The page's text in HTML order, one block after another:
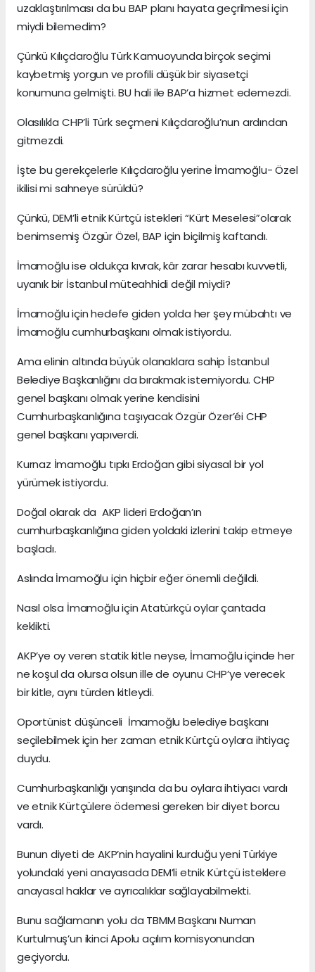
uzaklaştırılması da bu BAP planı hayata geçrilmesi için
miydi bilemedim?
Çünkü Kılıçdaroğlu Türk Kamuoyunda birçok seçimi
kaybetmiş yorgun ve profili düşük bir siyasetçi
konumuna gelmişti. BU hali ile BAP’a hizmet edemezdi.
Olasılıkla CHP’li Türk seçmeni Kılıçdaroğlu’nun ardından
gitmezdi.
İşte bu gerekçelerle Kılıçdaroğlu yerine İmamoğlu- Özel
ikilisi mi sahneye sürüldü?
Çünkü, DEM’li etnik Kürtçü istekleri “Kürt Meselesi”olarak
benimsemiş Özgür Özel, BAP için biçilmiş kaftandı.
İmamoğlu ise oldukça kıvrak, kâr zarar hesabı kuvvetli,
uyanık bir İstanbul müteahhidi değil miydi?
İmamoğlu için hedefe giden yolda her şey mübahtı ve
İmamoğlu cumhurbaşkanı olmak istiyordu.
Ama elinin altında büyük olanaklara sahip İstanbul
Belediye Başkanlığını da bırakmak istemiyordu. CHP
genel başkanı olmak yerine kendisini
Cumhurbaşkanlığına taşıyacak Özgür Özer’éi CHP
genel başkanı yapıverdi.
Kurnaz İmamoğlu tıpkı Erdoğan gibi siyasal bir yol
yürümek istiyordu.
Doğal olarak da AKP lideri Erdoğan’ın
cumhurbaşkanlığına giden yoldaki izlerini takip etmeye
başladı.
Aslında İmamoğlu için hiçbir eğer önemli değildi.
Nasıl olsa İmamoğlu için Atatürkçü oylar çantada
keklikti.
AKP’ye oy veren statik kitle neyse, İmamoğlu içinde her
ne koşul da olursa olsun ille de oyunu CHP’ye verecek
bir kitle, aynı türden kitleydi.
Oportünist düşünceli İmamoğlu belediye başkanı
seçilebilmek için her zaman etnik Kürtçü oylara ihtiyaç
duydu.
Cumhurbaşkanlığı yarışında da bu oylara ihtiyacı vardı
ve etnik Kürtçülere ödemesi gereken bir diyet borcu
vardı.
Bunun diyeti de AKP’nin hayalini kurduğu yeni Türkiye
yolundaki yeni anayasada DEM’li etnik Kürtçü isteklere
anayasal haklar ve ayrıcalıklar sağlayabilmekti.
Bunu sağlamanın yolu da TBMM Başkanı Numan
Kurtulmuş’un ikinci Apolu açılım komisyonundan
geçiyordu.